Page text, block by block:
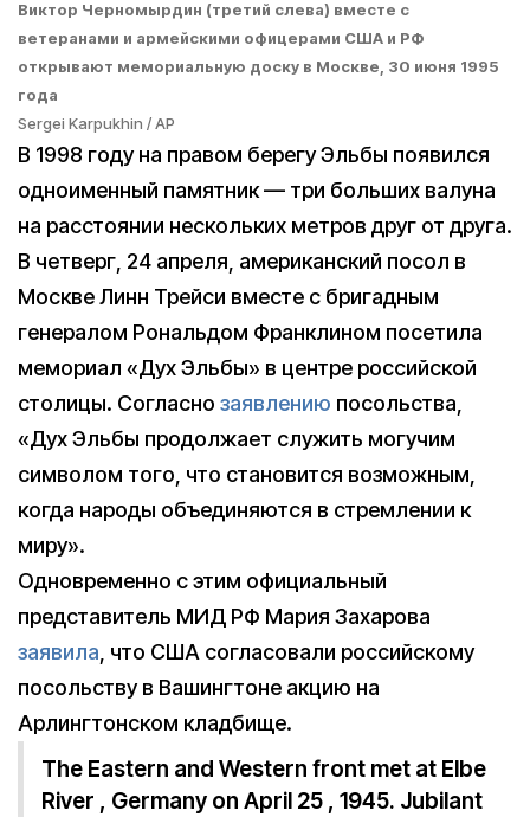
Виктор Черномырдин (третий слева) вместе с
ветеранами и армейскими офицерами США и РФ
открывают мемориальную доску в Москве, 30 июня 1995
года
Sergei Karpukhin / AP
В 1998 году на правом берегу Эльбы появился
одноименный памятник — три больших валуна
на расстоянии нескольких метров друг от друга.
В четверг, 24 апреля, американский посол в
Москве Линн Трейси вместе с бригадным
генералом Рональдом Франклином посетила
мемориал «Дух Эльбы» в центре российской
столицы. Согласно заявлению посольства,
«Дух Эльбы продолжает служить могучим
символом того, что становится возможным,
когда народы объединяются в стремлении к
миру».
Одновременно с этим официальный
представитель МИД РФ Мария Захарова
заявила , что США согласовали российскому
посольству в Вашингтоне акцию на
Арлингтонском кладбище.
The Eastern and Western front met at Elbe
River , Germany on April 25 , 1945. Jubilant